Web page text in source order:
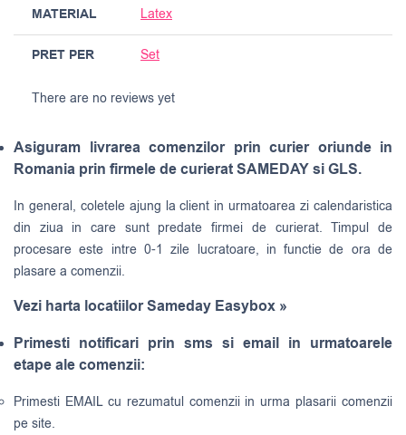
MATERIAL Latex
PRET PER Set
There are no reviews yet
Asiguram livrarea comenzilor prin curier oriunde in
Romania prin firmele de curierat SAMEDAY si GLS.
In general, coletele ajung la client in urmatoarea zi calendaristica
din ziua in care sunt predate firmei de curierat. Timpul de
procesare este intre 0-1 zile lucratoare, in functie de ora de
plasare a comenzii.
Vezi harta locatiilor Sameday Easybox »
Primesti notificari prin sms si email in urmatoarele
etape ale comenzii:
Primesti EMAIL cu rezumatul comenzii in urma plasarii comenzii
pe site.